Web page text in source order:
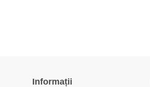
Informații